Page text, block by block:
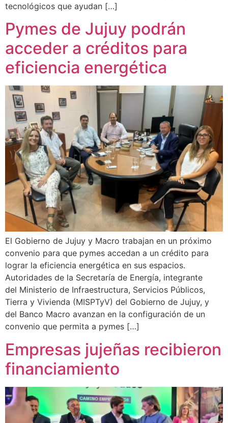
tecnológicos que ayudan […]
Pymes de Jujuy podrán
acceder a créditos para
eficiencia energética
El Gobierno de Jujuy y Macro trabajan en un próximo
convenio para que pymes accedan a un crédito para
lograr la eficiencia energética en sus espacios.
Autoridades de la Secretaría de Energía, integrante
del Ministerio de Infraestructura, Servicios Públicos,
Tierra y Vivienda (MISPTyV) del Gobierno de Jujuy, y
del Banco Macro avanzan en la configuración de un
convenio que permita a pymes […]
Empresas jujeñas recibieron
financiamiento